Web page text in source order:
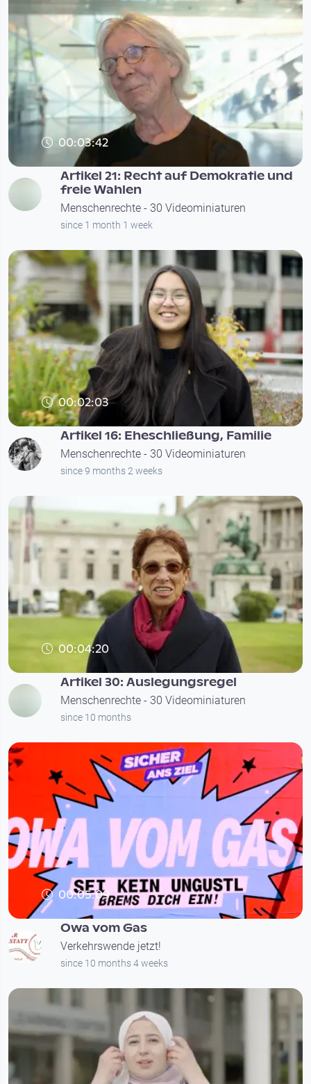
00:03:42
Artikel 21: Recht auf Demokratie und
freie Wahlen
Menschenrechte - 30 Videominiaturen
since 1 month 1 week
00:02:03
Artikel 16: Eheschließung, Familie
Menschenrechte - 30 Videominiaturen
since 9 months 2 weeks
00:04:20
Artikel 30: Auslegungsregel
Menschenrechte - 30 Videominiaturen
since 10 months
00:05:09
Owa vom Gas
Verkehrswende jetzt!
since 10 months 4 weeks